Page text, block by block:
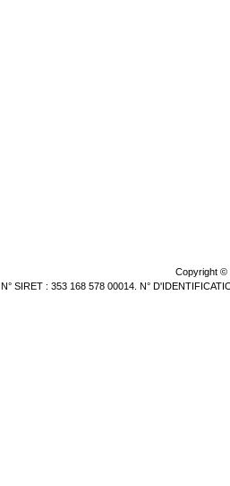
Copyright ©
N° SIRET : 353 168 578 00014. N°